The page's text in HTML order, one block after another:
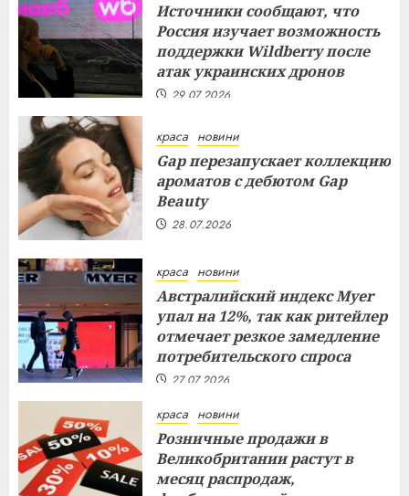
Источники сообщают, что
Россия изучает возможность
поддержки Wildberry после
атак украинских дронов
29.07.2026
краса новини
Gap перезапускает коллекцию
ароматов с дебютом Gap
Beauty
28.07.2026
краса новини
Австралийский индекс Myer
упал на 12%, так как ритейлер
отмечает резкое замедление
потребительского спроса
27.07.2026
краса новини
Розничные продажи в
Великобритании растут в
месяц распродаж,